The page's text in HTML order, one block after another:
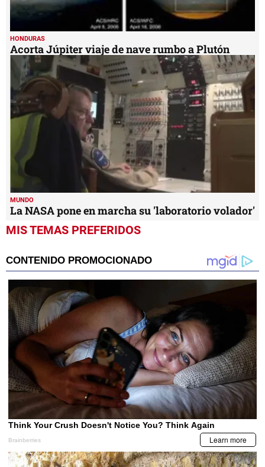
HONDURAS
Acorta Júpiter viaje de nave rumbo a Plutón
MUNDO
La NASA pone en marcha su 'laboratorio volador'
MIS TEMAS PREFERIDOS